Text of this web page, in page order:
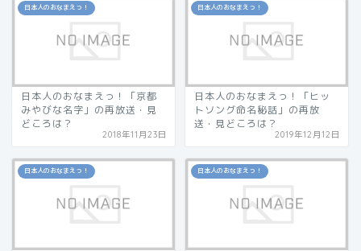
日本人のおなまえっ！
日本人のおなまえっ！「京都
みやびな名字」の再放送・見
どころは？
2018年11月23日
日本人のおなまえっ！
日本人のおなまえっ！「ヒッ
トソング命名秘話」の再放
送・見どころは？
2019年12月12日
日本人のおなまえっ！ 日本人のおなまえっ！